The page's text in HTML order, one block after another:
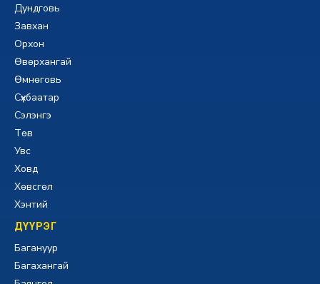
Дундговь
Завхан
Орхон
Өвөрхангай
Өмнөговь
Сүхбаатар
Сэлэнгэ
Төв
Увс
Ховд
Хөвсгөл
Хэнтий
ДҮҮРЭГ
Багануур
Багахангай